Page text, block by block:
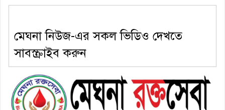
সদস্য সচিব হলেন সালাউদ্দিন সরকার
৬। জেলা পুলিশ সুপার থেকে সম্মাননা
পেলেন দাউদকান্দি মডেল থানার
এএসআই সজল
মেঘনা নিউজ-এর সকল ভিডিও দেখতে
সাবস্ক্রাইব করুন